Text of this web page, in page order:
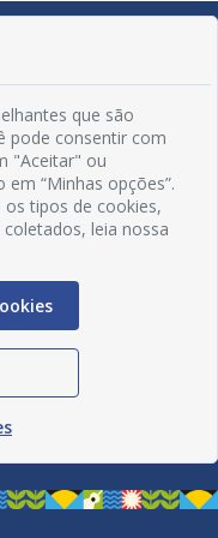
que são
pode consentir com
"Aceitar" ou
em “Minhas opções”.
tipos de cookies,
leia nossa